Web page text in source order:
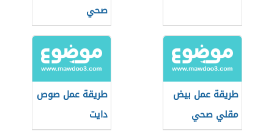
صحي
طريقة عمل بيض
مقلي صحي
طريقة عمل صوص
دايت